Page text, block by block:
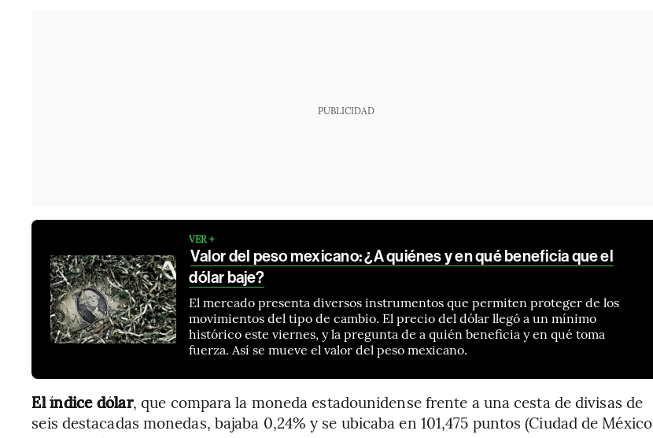
PUBLICIDAD
VER +
Valor del peso mexicano: ¿A quiénes y en qué beneficia que el
dólar baje?
El mercado presenta diversos instrumentos que permiten proteger de los
movimientos del tipo de cambio. El precio del dólar llegó a un mínimo
histórico este viernes, y la pregunta de a quién beneficia y en qué toma
fuerza. Así se mueve el valor del peso mexicano.
El índice dólar, que compara la moneda estadounidense frente a una cesta de divisas de
seis destacadas monedas, bajaba 0,24% y se ubicaba en 101,475 puntos (Ciudad de México